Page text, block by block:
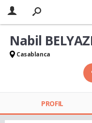
Nabil
Casablanca
PROFIL